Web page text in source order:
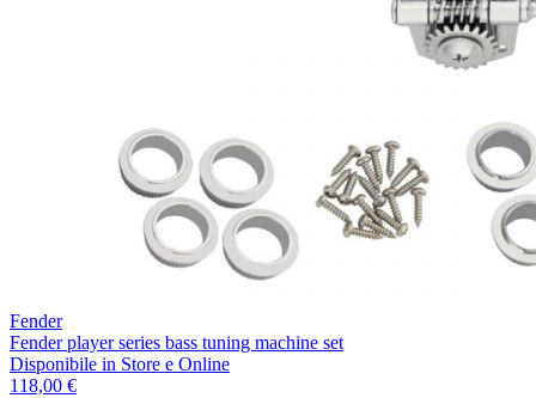
Fender
Fender player series bass tuning machine set
Disponibile in Store e Online
118,00 €